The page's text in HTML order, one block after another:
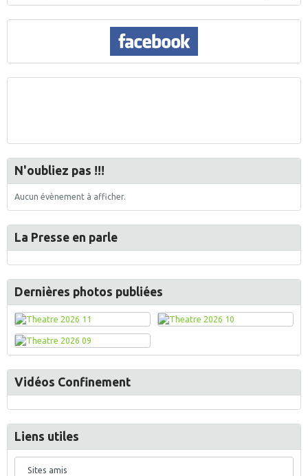
N'oubliez pas !!!
Aucun évènement à afficher.
La Presse en parle
Dernières photos publiées
Vidéos Confinement
Liens utiles
Sites amis